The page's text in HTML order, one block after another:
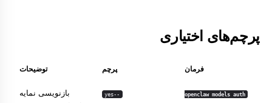
پرچم‌های اختیاری
فرمان پرچم توضیحات
openclaw models auth
--yes
بازنویسی نمایه